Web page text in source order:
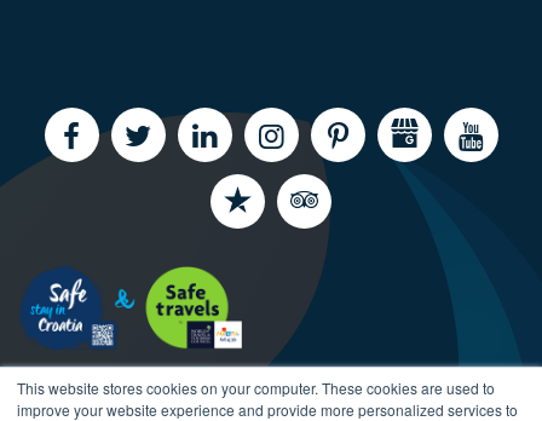
This website stores cookies on your computer. These cookies are used to
improve your website experience and provide more personalized services to